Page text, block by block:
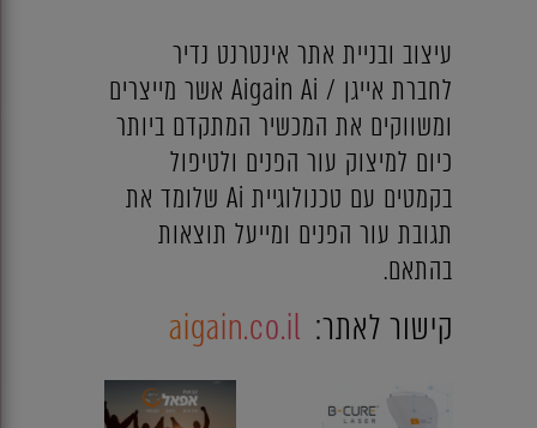
עיצוב ובניית אתר אינטרנט נדיר
לחברת אייגן / Aigain Ai אשר מייצרים
ומשווקים את המכשיר המתקדם ביותר
כיום למיצוק עור הפנים ולטיפול
בקמטים עם טכנולוגיית Ai שלומד את
תגובת עור הפנים ומייעל תוצאות
בהתאם.
קישור לאתר: aigain.co.il